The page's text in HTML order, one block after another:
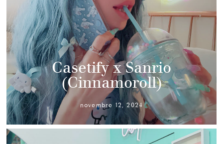
Casetify x Sanrio
(Cinnamoroll)
novembre 12, 2024